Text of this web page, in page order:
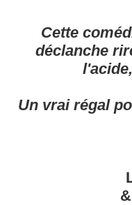
Cette
déclanche
Un vrai régal